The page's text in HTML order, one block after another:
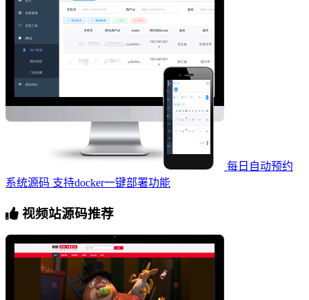
每日自动预约
系统源码 支持docker一键部署功能
视频站源码推荐